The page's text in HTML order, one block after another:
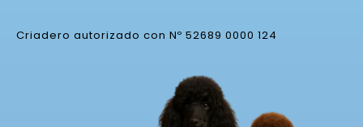
Criadero autorizado con Nº 52689 0000 124